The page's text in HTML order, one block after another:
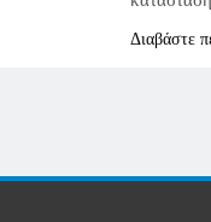
Διαβάστε